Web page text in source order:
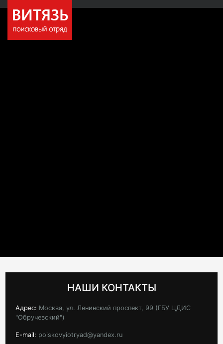
НАШИ КОНТАКТЫ
Адрес: Москва, ул. Ленинский проспект, 99 (ГБУ ЦДИС
"Обручевский")
E-mail: poiskovyiotryad@yandex.ru